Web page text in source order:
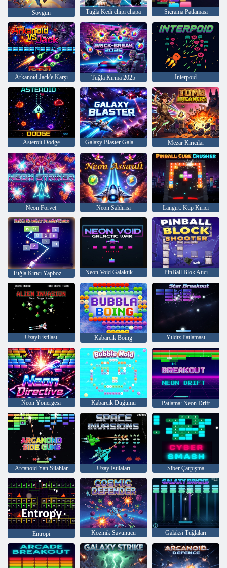
Soygun Tuğla Kedi chipi chapa Sıçrama Patlaması
Arkanoid Jack'e Karşı Tuğla Kırma 2025 Interpoid
Asteroit Dodge Galaxy Blaster Galaksiyi Savun Mezar Kırıcılar
Neon Forvet Neon Saldırısı Langırt: Küp Kırıcı
Neon Void Galaktik Savaş PinBall Blok Atıcı
Uzaylı istilası Kabarcık Boing Yıldız Patlaması
Neon Yönergesi Kabarcık Düğümü Patlama: Neon Drift
Arcanoid Yan Silahlar Uzay İstilaları Siber Çarpışma
Entropi Kozmik Savunucu Galaksi Tuğlaları